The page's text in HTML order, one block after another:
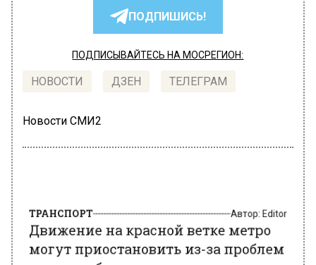
ПОДПИШИСЬ!
ПОДПИСЫВАЙТЕСЬ НА МОСРЕГИОН:
НОВОСТИ ДЗЕН ТЕЛЕГРАМ
Новости СМИ2
Движение на красной ветке метро
могут приостановить из-за проблем
с водоснабжением